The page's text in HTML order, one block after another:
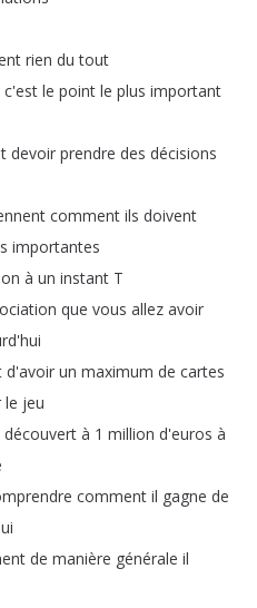
rien du tout
c'est le point le plus important
devoir prendre des décisions
comment ils doivent
importantes
à un instant T
que vous allez avoir
d'avoir un maximum de cartes
le jeu
découvert à 1 million d'euros à
comment il gagne de
de manière générale il